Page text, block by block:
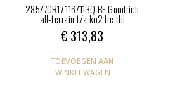
285/70R17 116/113Q BF Goodrich
all-terrain t/a ko2 lre rbl
€313,83
TOEVOEGEN AAN
WINKELWAGEN